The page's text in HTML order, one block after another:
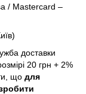
/ Mastercard –
доставки
20 грн + 2%
що для